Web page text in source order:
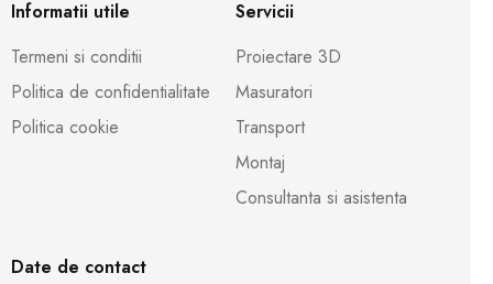
Informatii utile
Termeni si conditii
Politica de confidentialitate
Politica cookie
Servicii
Proiectare 3D
Masuratori
Transport
Montaj
Consultanta si asistenta
Date de contact